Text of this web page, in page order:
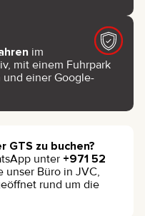
im
mit einem Fuhrpark
einer Google-
GTS zu buchen?
unter +971 52
unser Büro in JVC,
rund um die